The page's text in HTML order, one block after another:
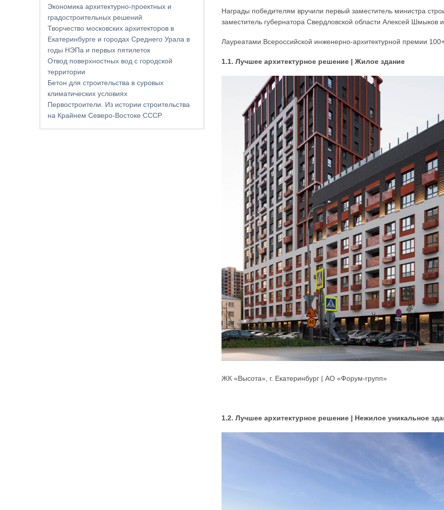
Награды победителям вручили первый заместитель министра
заместитель губернатора Свердловской области Алексей Шмыков
Лауреатами Всероссийской инженерно-архитектурной премии
1.1. Лучшее архитектурное решение | Жилое здание
ЖК «Высота», г. Екатеринбург | АО «Форум-групп»
1.2. Лучшее архитектурное решение | Нежилое уникальное
Экономика архитектурно-проектных и
градостроительных решений
Творчество московских архитекторов в
Екатеринбурге и городах Среднего Урала в
годы НЭПа и первых пятилеток
Отвод поверхностных вод с городской
территории
Бетон для строительства в суровых
климатических условиях
Первостроители. Из истории строительства
на Крайнем Северо-Востоке СССР